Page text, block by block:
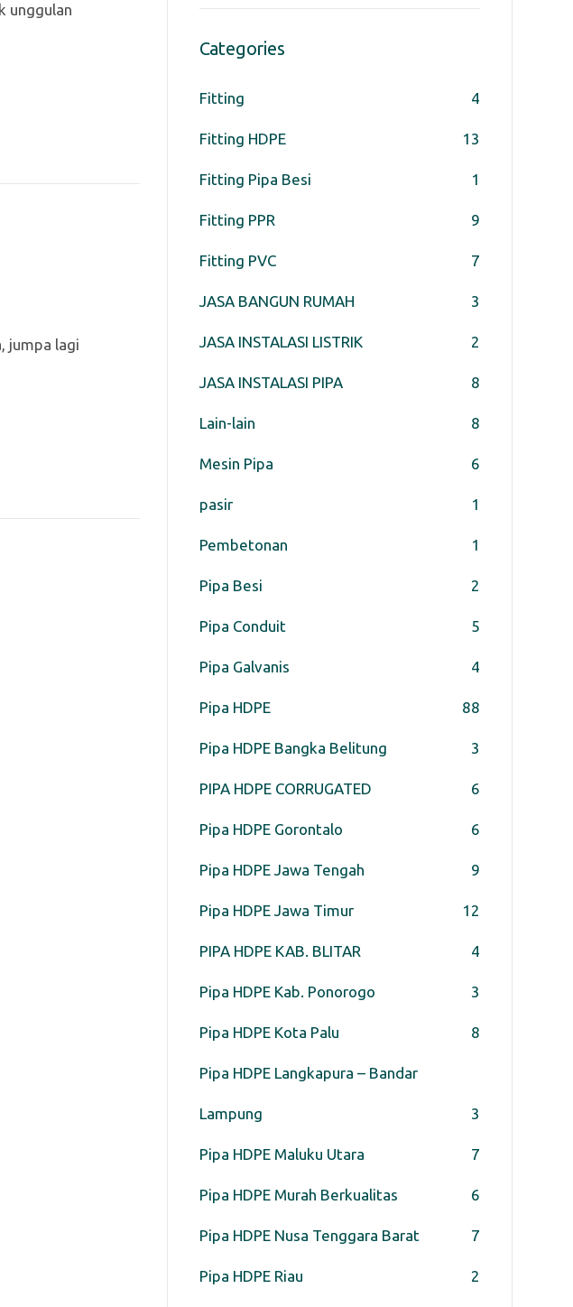
unggulan
jumpa lagi
Categories
Fitting 4
Fitting HDPE 13
Fitting Pipa Besi 1
Fitting PPR 9
Fitting PVC 7
JASA BANGUN RUMAH 3
JASA INSTALASI LISTRIK 2
JASA INSTALASI PIPA 8
Lain-lain 8
Mesin Pipa 6
pasir 1
Pembetonan 1
Pipa Besi 2
Pipa Conduit 5
Pipa Galvanis 4
Pipa HDPE 88
Pipa HDPE Bangka Belitung 3
PIPA HDPE CORRUGATED 6
Pipa HDPE Gorontalo 6
Pipa HDPE Jawa Tengah 9
Pipa HDPE Jawa Timur 12
PIPA HDPE KAB. BLITAR 4
Pipa HDPE Kab. Ponorogo 3
Pipa HDPE Kota Palu 8
Pipa HDPE Langkapura – Bandar
Lampung 3
Pipa HDPE Maluku Utara 7
Pipa HDPE Murah Berkualitas 6
Pipa HDPE Nusa Tenggara Barat 7
Pipa HDPE Riau 2